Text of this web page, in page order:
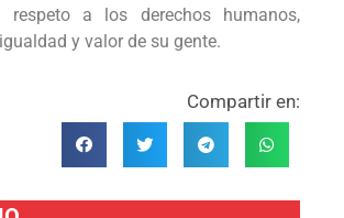
respeto a los derechos humanos,
y valor de su gente.
Compartir en: